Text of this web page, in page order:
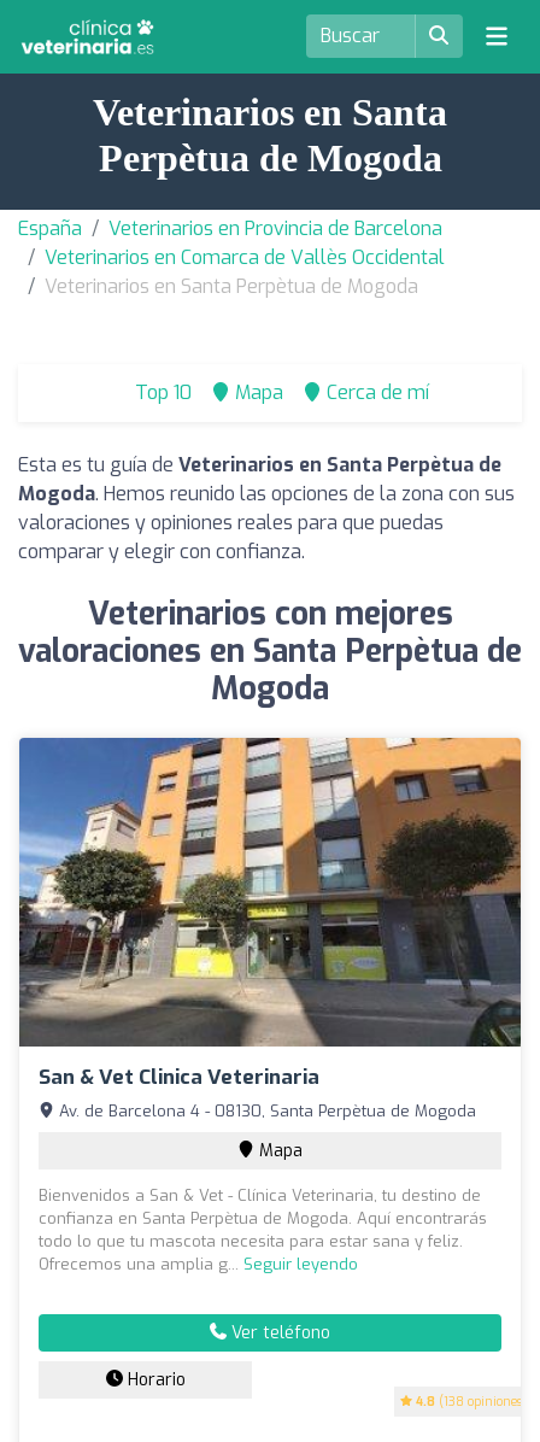
Veterinarios en Santa
Perpètua de Mogoda
España
Veterinarios en Provincia de Barcelona
Veterinarios en Comarca de Vallès Occidental
Veterinarios en Santa Perpètua de Mogoda
Top 10 Mapa Cerca de mí
Esta es tu guía de Veterinarios en Santa Perpètua de
Mogoda. Hemos reunido las opciones de la zona con sus
valoraciones y opiniones reales para que puedas
comparar y elegir con confianza.
Veterinarios con mejores
valoraciones en Santa Perpètua de
Mogoda
San & Vet Clinica Veterinaria
4.8 (138 opiniones)
Av. de Barcelona 4 - 08130, Santa Perpètua de Mogoda
Mapa
Bienvenidos a San & Vet - Clínica Veterinaria, tu destino de
confianza en Santa Perpètua de Mogoda. Aquí encontrarás
todo lo que tu mascota necesita para estar sana y feliz.
Ofrecemos una amplia g... Seguir leyendo
Ver teléfono
Horario